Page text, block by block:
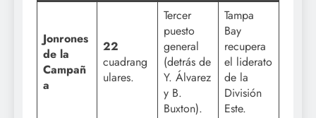
Jonrones
de la
Campañ
a
22
cuadrang
ulares.
Tercer
puesto
general
(detrás de
Y. Álvarez
y B.
Buxton).
Tampa
Bay
recupera
el liderato
de la
División
Este.